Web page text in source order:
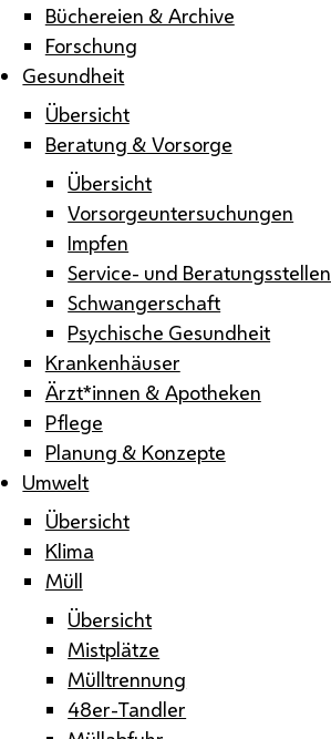
Büchereien & Archive
Forschung
Gesundheit
Übersicht
Beratung & Vorsorge
Übersicht
Vorsorgeuntersuchungen
Impfen
Service- und Beratungsstellen
Schwangerschaft
Psychische Gesundheit
Krankenhäuser
Ärzt*innen & Apotheken
Pflege
Planung & Konzepte
Umwelt
Übersicht
Klima
Müll
Übersicht
Mistplätze
Mülltrennung
48er-Tandler